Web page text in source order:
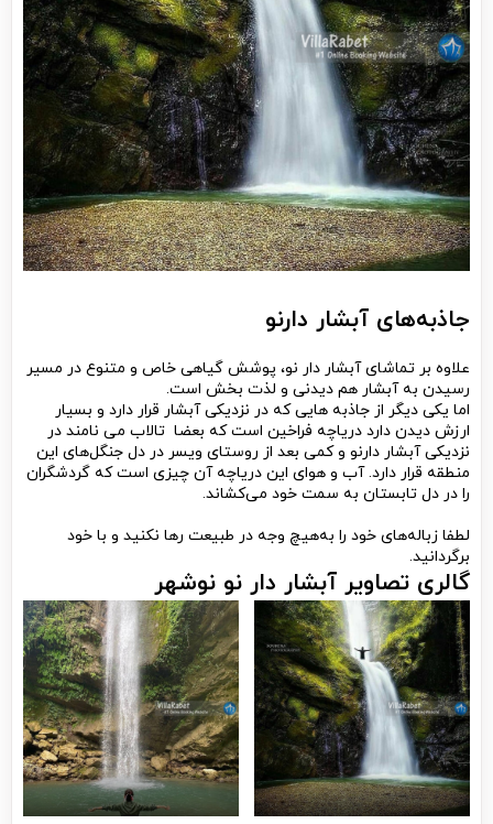
جاذبه‌های آبشار دارنو‌
علاوه بر تماشای آبشار دار نو، پوشش گیاهی خاص و متنوع در مسیر
رسیدن به آبشار هم دیدنی و لذت بخش است.‌
اما یکی دیگر از جاذبه هایی که در نزدیکی آبشار قرار دارد و بسیار
ارزش دیدن دارد دریاچه فراخین است که بعضا تالاب می نامند در
نزدیکی آبشار دارنو و کمی بعد از روستای ویسر در دل جنگل‌های این
منطقه قرار دارد. آب و هوای این دریاچه آن چیزی است که گردشگران
را در دل تابستان به سمت خود می‌کشاند.
لطفا زباله‌های خود را به‌هیچ وجه در طبیعت رها نکنید و با خود
برگردانید.
گالری تصاویر آبشار دار نو نوشهر